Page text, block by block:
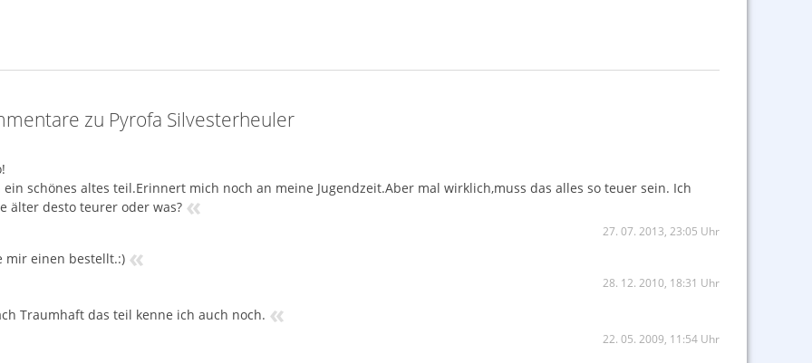
zu Pyrofa Silvesterheuler
schönes altes teil.Erinnert mich noch an meine Jugendzeit.Aber mal wirklich,muss das alles so teuer sein. Ich
älter desto teurer oder was? «
27. 07. 2013, 23:05 Uhr
mir einen bestellt.:) «
28. 12. 2010, 18:31 Uhr
Traumhaft das teil kenne ich auch noch. «
22. 05. 2009, 11:54 Uhr